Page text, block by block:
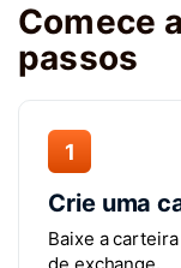
Comece
passos
1
Crie uma
Baixe a